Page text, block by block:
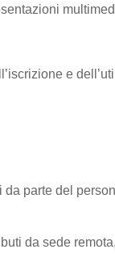
e
del
da sede